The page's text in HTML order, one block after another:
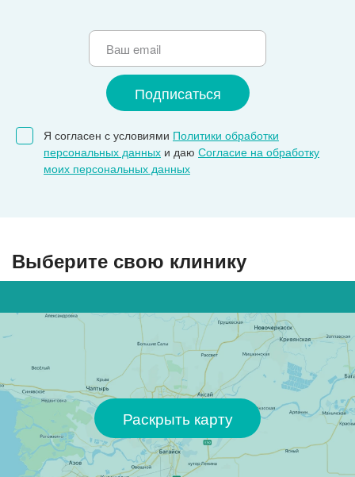
Я согласен с условиями Политики обработки
персональных данных и даю Согласие на обработку
моих персональных данных
Выберите свою клинику
Раскрыть карту